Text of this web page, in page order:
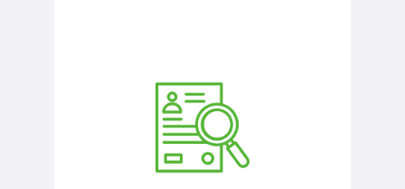
Pegawai penyemak menyemak
maklumat yang dikemukakan. Jika
semua maklumat adalah lengkap dan